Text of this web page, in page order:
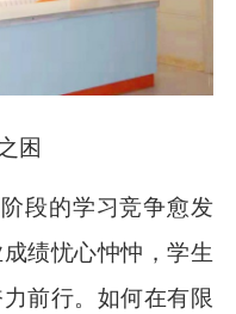
困
段的学习竞争愈发
绩忧心忡忡，学生
前行。如何在有限